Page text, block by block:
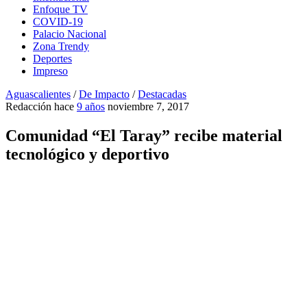
Enfoque TV
COVID-19
Palacio Nacional
Zona Trendy
Deportes
Impreso
Aguascalientes /De Impacto /Destacadas
Redacción hace 9 años noviembre 7, 2017
Comunidad “El Taray” recibe material
tecnológico y deportivo